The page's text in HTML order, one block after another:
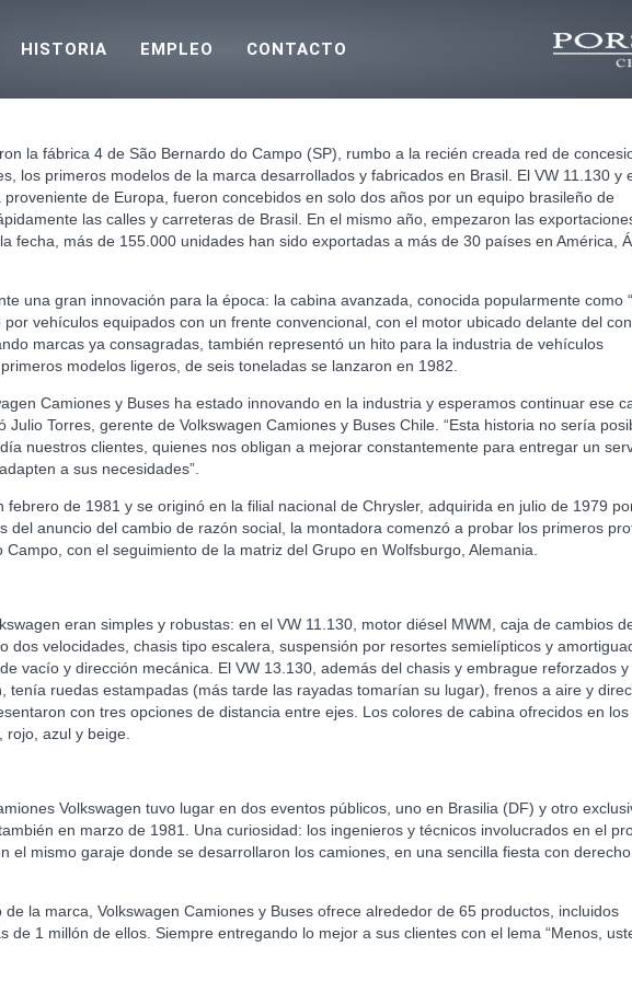
HISTORIA EMPLEO CONTACTO
la fábrica 4 de São Bernardo do Campo (SP), rumbo a la recién creada red de
los primeros modelos de la marca desarrollados y fabricados en Brasil. El VW 11.130 y
de Europa, fueron concebidos en solo dos años por un equipo brasileño de
las calles y carreteras de Brasil. En el mismo año, empezaron las
fecha, más de 155.000 unidades han sido exportadas a más de 30 países en América,
una gran innovación para la época: la cabina avanzada, conocida popularmente como
vehículos equipados con un frente convencional, con el motor ubicado delante del
marcas ya consagradas, también representó un hito para la industria de vehículos
modelos ligeros, de seis toneladas se lanzaron en 1982.
Camiones y Buses ha estado innovando en la industria y esperamos continuar ese
Julio Torres, gerente de Volkswagen Camiones y Buses Chile. “Esta historia no sería
nuestros clientes, quienes nos obligan a mejorar constantemente para entregar un
a sus necesidades”.
febrero de 1981 y se originó en la filial nacional de Chrysler, adquirida en julio de 1979
del anuncio del cambio de razón social, la montadora comenzó a probar los primeros
con el seguimiento de la matriz del Grupo en Wolfsburgo, Alemania.
eran simples y robustas: en el VW 11.130, motor diésel MWM, caja de cambios
dos velocidades, chasis tipo escalera, suspensión por resortes semielípticos y
vacío y dirección mecánica. El VW 13.130, además del chasis y embrague reforzados y
tenía ruedas estampadas (más tarde las rayadas tomarían su lugar), frenos a aire y
con tres opciones de distancia entre ejes. Los colores de cabina ofrecidos en los
azul y beige.
Volkswagen tuvo lugar en dos eventos públicos, uno en Brasilia (DF) y otro
en marzo de 1981. Una curiosidad: los ingenieros y técnicos involucrados en el
el mismo garaje donde se desarrollaron los camiones, en una sencilla fiesta con
la marca, Volkswagen Camiones y Buses ofrece alrededor de 65 productos, incluidos
de 1 millón de ellos. Siempre entregando lo mejor a sus clientes con el lema “Menos,